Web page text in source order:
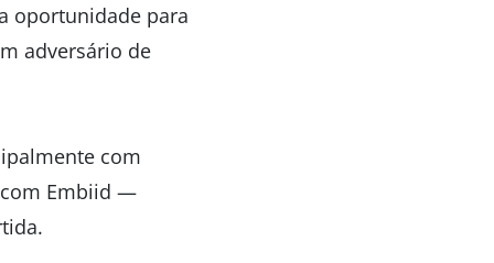
oportunidade para
adversário de
com
com Embiid —